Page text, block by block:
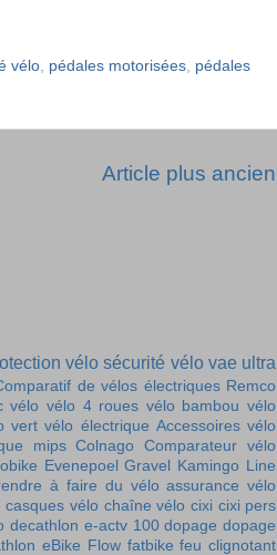
vélo pédales motorisées pédales
Article plus ancien
vélo sécurité vélo vae ultra
de vélos électriques Remco
vélo vélo 4 roues vélo bambou vélo
vert vélo électrique Accessoires vélo
mips Colnago
Comparateur vélo
Evenepoel Gravel Kamingo
Line
à faire du vélo assurance vélo
casques vélo chaîne vélo cixi cixi pers
decathlon e-actv 100 dopage dopage
eBike Flow fatbike feu clignotant